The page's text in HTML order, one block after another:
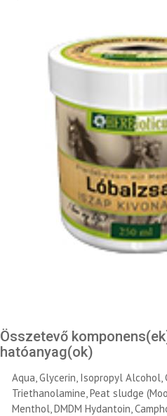
Összetevő
hatóanyag(ok)
Aqua, Glycerin, Isopropyl Alcohol,
Triethanolamine, Peat sludge
Menthol, DMDM Hydantoin,